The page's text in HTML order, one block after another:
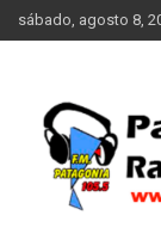
Saltar
al
sábado, agosto 8,